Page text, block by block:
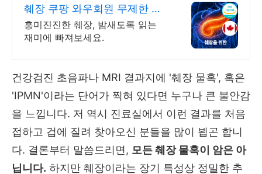
췌장 쿠팡 와우회원 무제한 무
료배송
흥미진진한 췌장, 밤새도록 읽는
재미에 빠져보세요.
건강검진 초음파나 MRI 결과지에 '췌장 물혹', 혹은
'IPMN'이라는 단어가 찍혀 있다면 누구나 큰 불안감
을 느낍니다. 저 역시 진료실에서 이런 결과를 처음
접하고 겁에 질려 찾아오신 분들을 많이 뵙곤 합니
다. 결론부터 말씀드리면, 모든 췌장 물혹이 암은 아
닙니다. 하지만 췌장이라는 장기 특성상 정밀한 추